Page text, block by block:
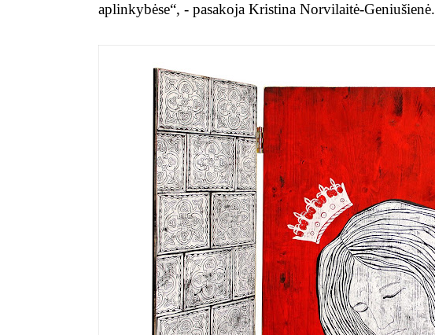
aplinkybėse“, - pasakoja Kristina Norvilaitė-Geniušienė.